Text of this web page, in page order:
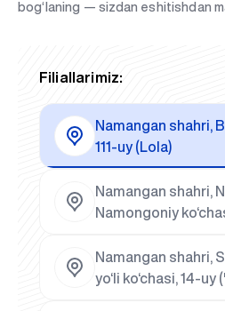
bog‘laning — sizdan eshitishdan
Filiallarimiz:
Namangan shahri,
111-uy (Lola)
Namangan shahri,
Namongoniy
Namangan shahri,
yo‘li ko‘chasi, 14-